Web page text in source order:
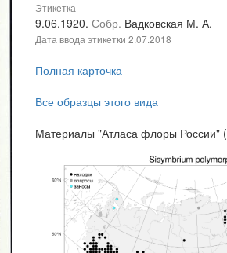
Этикетка
9.06.1920. Собр. Вадковская М. А.
Дата ввода этикетки 2.07.2018
Полная карточка
Все образцы этого вида
Материалы "Атласа флоры России" (